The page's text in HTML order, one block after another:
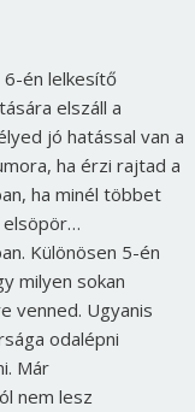
én lelkesítő
elszáll a
jó hatással van a
ha érzi rajtad a
ha minél többet
elsöpör…
Különösen 5-én
milyen sokan
venned. Ugyanis
odalépni
Már
nem lesz